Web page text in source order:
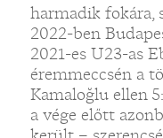
harmadik fokára,
2022-ben
2021-es U23-as
éremmeccsén a
Kamaloğlu ellen
a vége előtt